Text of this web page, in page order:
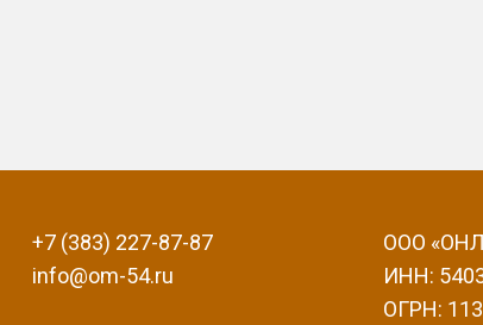
+7 (383) 227-87-87
info@om-54.ru
ООО
ИНН:
ОГРН: